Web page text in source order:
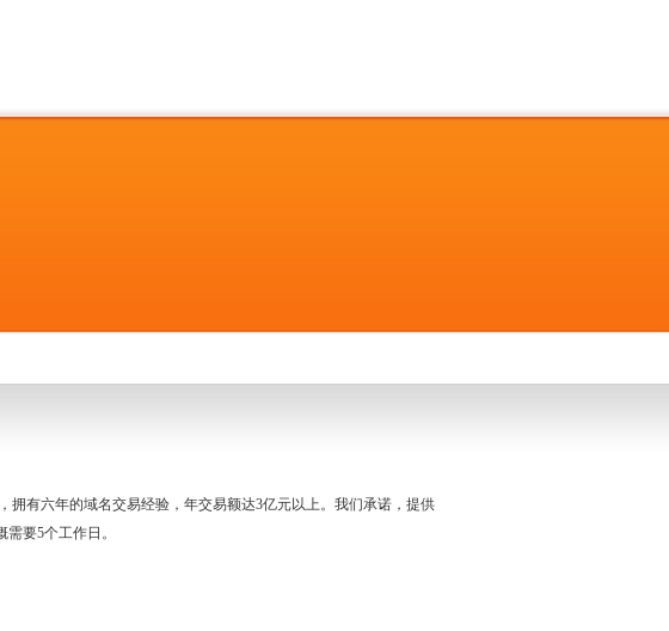
拥有六年的域名交易经验，年交易额达3亿元以上。我们承诺，提供
要5个工作日。